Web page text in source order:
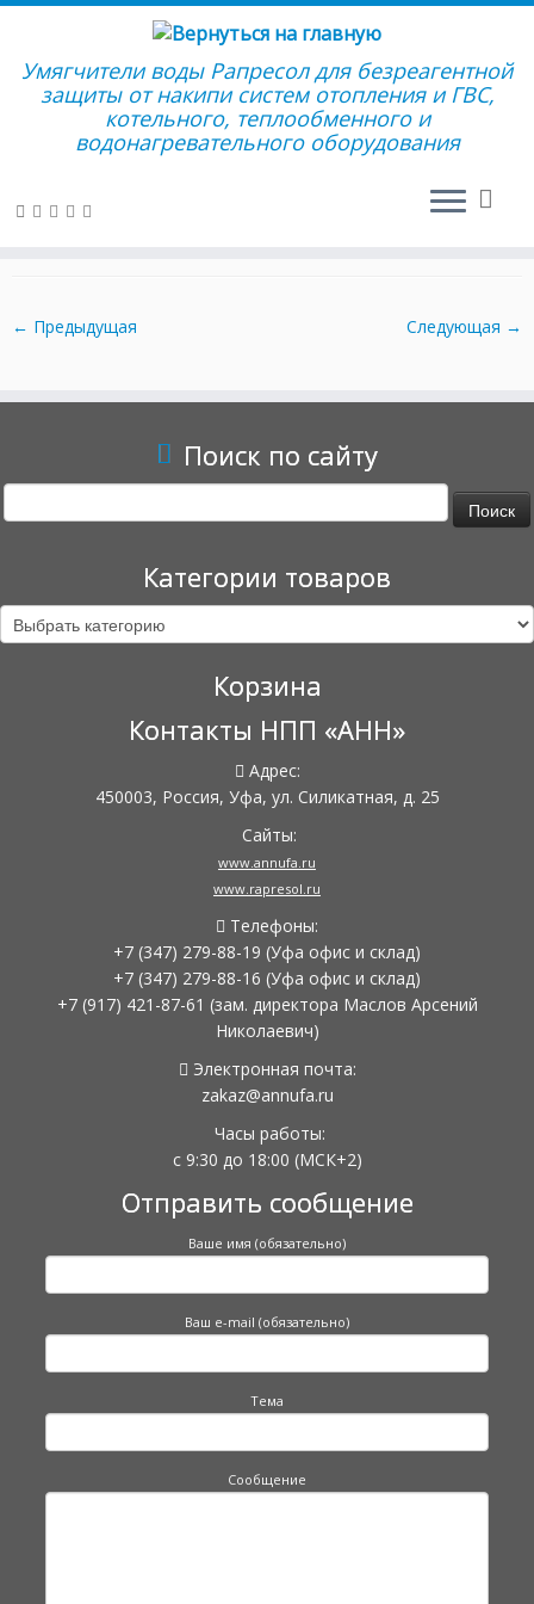
Умягчители воды Рапресол для безреагентной
защиты от накипи систем отопления и ГВС,
котельного, теплообменного и
водонагревательного оборудования
9
← Предыдущая Следующая →
Поиск по сайту
Найти:
Категории товаров
Корзина
Контакты НПП «АНН»
Адрес:
450003, Россия, Уфа, ул. Силикатная, д. 25
Сайты:
www.annufa.ru
www.rapresol.ru
Телефоны:
+7 (347) 279-88-19 (Уфа офис и склад)
+7 (347) 279-88-16 (Уфа офис и склад)
+7 (917) 421-87-61 (зам. директора Маслов Арсений
Николаевич)
Электронная почта:
zakaz@annufa.ru
Часы работы:
с 9:30 до 18:00 (МСК+2)
Отправить сообщение
Ваше имя (обязательно)
Ваш e-mail (обязательно)
Тема
Сообщение